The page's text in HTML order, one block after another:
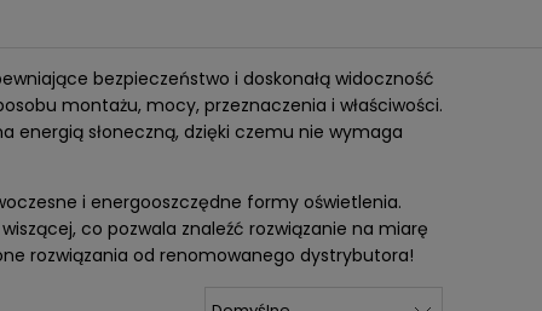
bezpieczeństwo i doskonałą widoczność
montażu, mocy, przeznaczenia i właściwości.
energią słoneczną, dzięki czemu nie wymaga
i energooszczędne formy oświetlenia.
co pozwala znaleźć rozwiązanie na miarę
rozwiązania od renomowanego dystrybutora!